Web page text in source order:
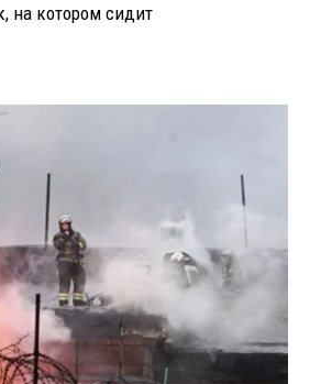
на котором сидит